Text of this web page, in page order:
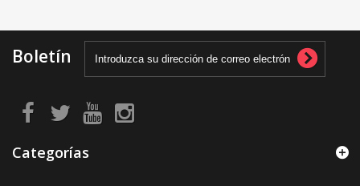
Boletín
Categorías